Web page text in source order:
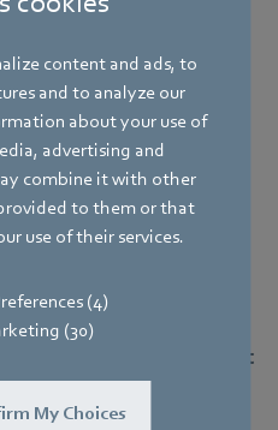
content and ads, to
and to analyze our
about your use of
advertising and
combine it with other
to them or that
use of their services.
(4)
(30)
My Choices
EC-ventilatoren
die zijn uitgerust met
perfect met de
controllers.